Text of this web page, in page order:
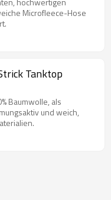
Microfleece-Hose
Tanktop
Baumwolle, als
und weich,